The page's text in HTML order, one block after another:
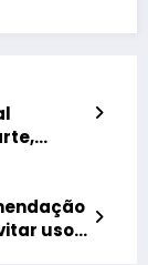
uso